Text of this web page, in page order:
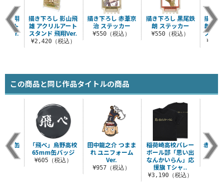
描き下ろし 赤葦京
治 ステッカー
¥550（税込）
描き下ろし 黒尾鉄
朗 ステッカー
¥550（税込）
描き
朗 ア
スタ
向翔
ート
翔Ver.
描き下ろし 影山飛
雄 アクリルアート
スタンド 飛翔Ver.
¥2,420（税込）
この商品と同じ作品タイトルの商品
田中龍之介 つまま
れ ユニフォーム
Ver.
¥957（税込）
稲荷崎高校バレー
ボール部「思い出
なんかいらん」応
援旗 Tシャ..
¥3,190（税込）
赤葦
バッ
エア缶
Ver.
込）
「飛べ」烏野高校
65mm缶バッジ
¥605（税込）